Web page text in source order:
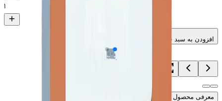
۱
افزودن به سبد خرید
معرفی محصول ویژگی‌های محصول